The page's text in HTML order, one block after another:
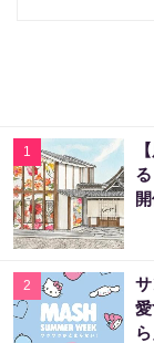
1
2